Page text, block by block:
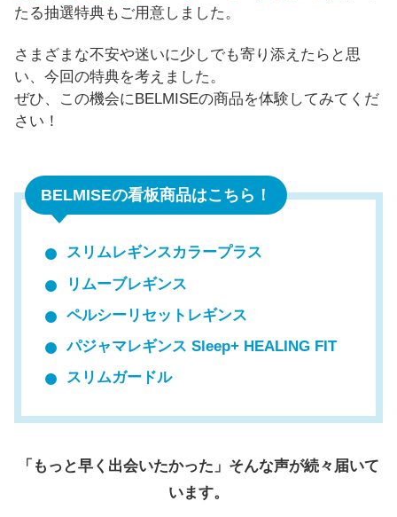
たる抽選特典もご用意しました。
さまざまな不安や迷いに少しでも寄り添えたらと思
い、今回の特典を考えました。
ぜひ、この機会にBELMISEの商品を体験してみてくだ
さい！
BELMISEの看板商品はこちら！
スリムレギンスカラープラス
リムーブレギンス
ペルシーリセットレギンス
パジャマレギンス Sleep+ HEALING FIT
スリムガードル
「もっと早く出会いたかった」そんな声が続々届いて
います。